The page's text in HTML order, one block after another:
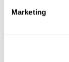
Marketing